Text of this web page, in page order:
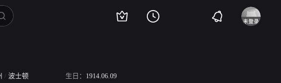
/ 波士顿 生日： 1914.06.09